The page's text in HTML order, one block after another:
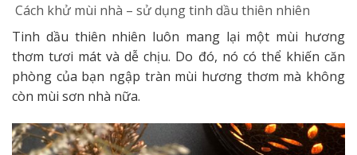
Cách khử mùi nhà – sử dụng tinh dầu thiên nhiên
Tinh dầu thiên nhiên luôn mang lại một mùi hương
thơm tươi mát và dễ chịu. Do đó, nó có thể khiến căn
phòng của bạn ngập tràn mùi hương thơm mà không
còn mùi sơn nhà nữa.